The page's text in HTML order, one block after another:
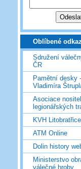
Oblíbené
Sdružení
ČR
Pamětní desky
Vladimíra
Asociace
legionářských
KVH Litobratřice
ATM Online
Dolin history
Ministerstvo
válečné hroby